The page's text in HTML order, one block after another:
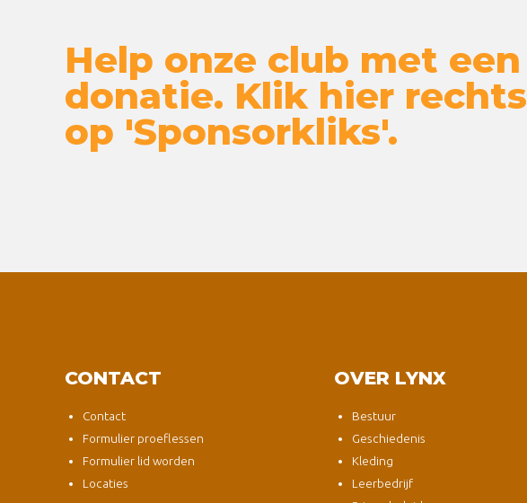
Help onze club met een
donatie. Klik hier rechts
op 'Sponsorkliks'.
CONTACT
Contact
Formulier proeflessen
Formulier lid worden
Locaties
OVER LYNX
Bestuur
Geschiedenis
Kleding
Leerbedrijf